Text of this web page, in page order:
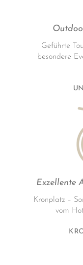
Geführte
besondere
Exzellente
Kronplatz –
vom